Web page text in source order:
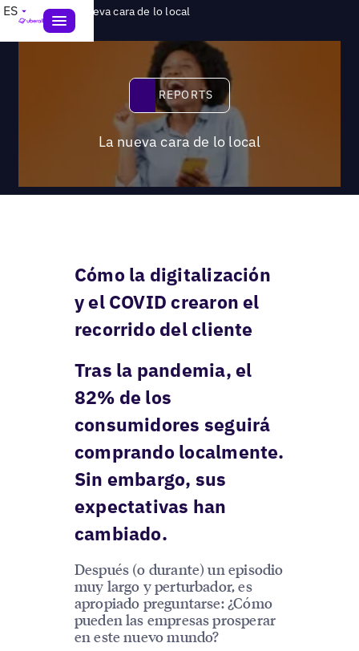
ES Reports>La nueva cara de lo local
Reports
REPORTS
La nueva cara de lo local
Cómo la digitalización
y el COVID crearon el
recorrido del cliente
Tras la pandemia, el
82% de los
consumidores seguirá
comprando localmente.
Sin embargo, sus
expectativas han
cambiado.
Después (o durante) un episodio
muy largo y perturbador, es
apropiado preguntarse: ¿Cómo
pueden las empresas prosperar
en este nuevo mundo?